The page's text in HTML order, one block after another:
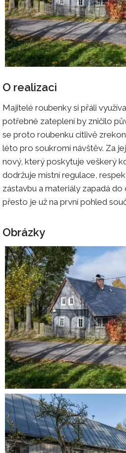
O realizaci
Majitelé roubenky si přáli
potřebné zateplení by zničilo
se proto roubenku citlivě
léto pro soukromí návštěv. Za
nový, který poskytuje veškerý
dodržuje místní regulace,
zástavbu a materiály zapadá
přesto je už na první pohled
Obrázky